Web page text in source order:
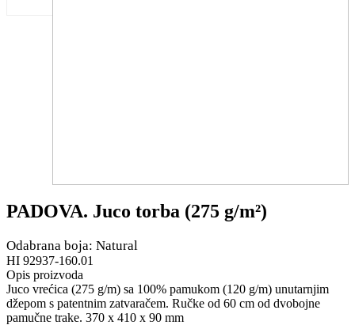
PADOVA. Juco torba (275 g/m²)
Odabrana boja: Natural
HI 92937-160.01
Opis proizvoda
Juco vrećica (275 g/m) sa 100% pamukom (120 g/m) unutarnjim
džepom s patentnim zatvaračem. Ručke od 60 cm od dvobojne
pamučne trake. 370 x 410 x 90 mm